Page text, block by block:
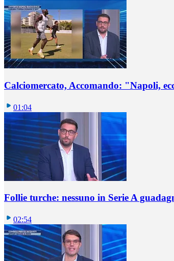
Calciomercato, Accomando: "Napoli,
01:04
Follie turche: nessuno in Serie A
02:54